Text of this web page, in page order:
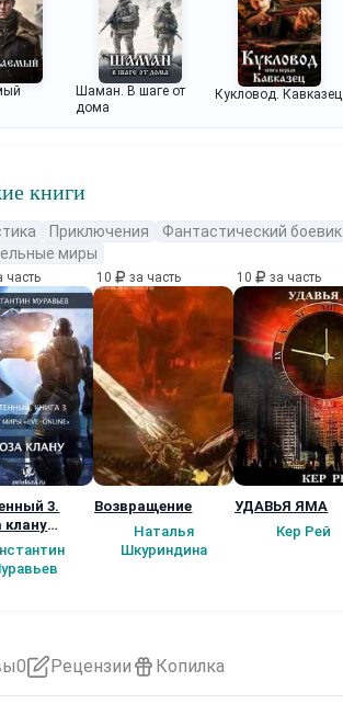
Шаман. В шаге от
дома
Кукловод. Кавказец
книги
Приключения Фантастический боевик
миры
часть
3.
клану
10 за часть
Возвращение
Наталья
Шкуриндина
10 за часть
УДАВЬЯ ЯМА
Кер Рей
0 Рецензии Копилка